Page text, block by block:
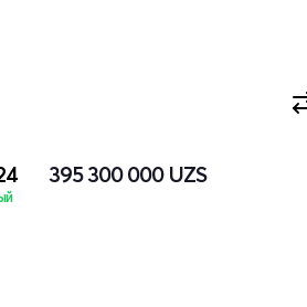
395 300 000 UZS